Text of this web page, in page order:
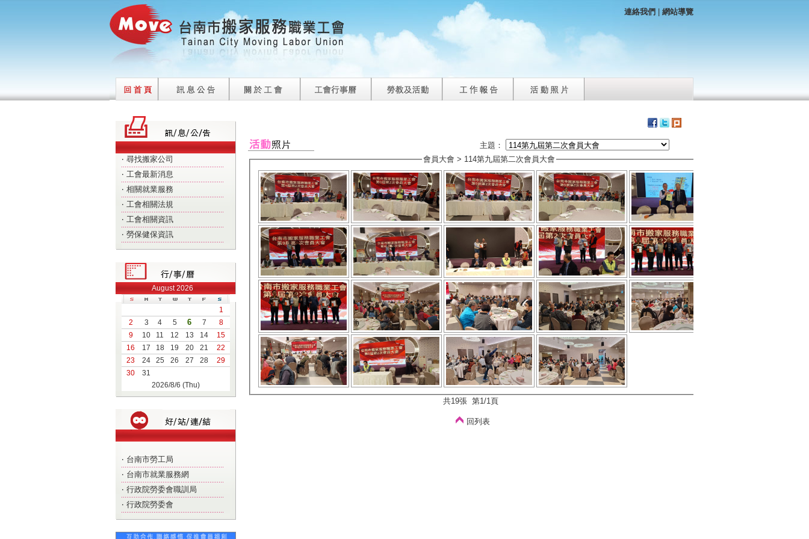
連絡我們 網站導覽
‧ 尋找搬家公司
‧ 工會最新消息
‧ 相關就業服務
‧ 工會相關法規
‧ 工會相關資訊
‧ 勞保健保資訊
August 2026
1
2
3 4 5 6 7
8
9
10 11 12 13 14
15
16
17 18 19 20 21
22
23
24 25 26 27 28
29
30
31
2026/8/6 (Thu)
‧ 台南市勞工局
‧ 台南市就業服務網
‧ 行政院勞委會職訓局
‧ 行政院勞委會
主題：
會員大會 > 114第九屆第二次會員大會
共19張 第1/1頁
回列表